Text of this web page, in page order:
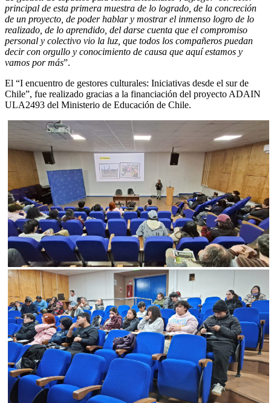
principal de esta primera muestra de lo logrado, de la concreción
de un proyecto, de poder hablar y mostrar el inmenso logro de lo
realizado, de lo aprendido, del darse cuenta que el compromiso
personal y colectivo vio la luz, que todos los compañeros puedan
decir con orgullo y conocimiento de causa que aquí estamos y
vamos por más”.
El “I encuentro de gestores culturales: Iniciativas desde el sur de
Chile”, fue realizado gracias a la financiación del proyecto ADAIN
ULA2493 del Ministerio de Educación de Chile.